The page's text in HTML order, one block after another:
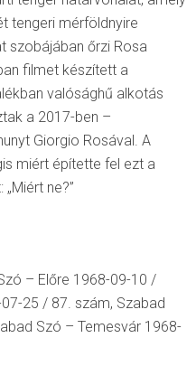
tengeri mérföldnyire
szobájában őrzi Rosa
filmet készített a
valósághű alkotás
a 2017-ben –
Giorgio Rosával. A
miért építette fel ezt a
ne?”
– Előre 1968-09-10 /
25 / 87. szám, Szabad
Szó – Temesvár 1968-